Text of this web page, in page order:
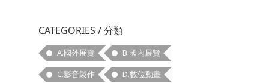
CATEGORIES / 分類
A.國外展覽
B.國內展覽
C.影音製作
D.數位動畫